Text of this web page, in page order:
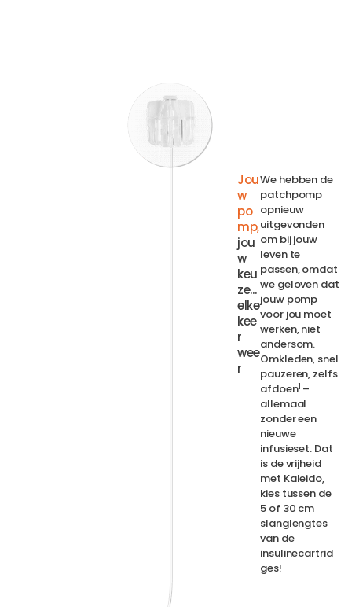
Jou
w
po
mp,
jou
w
keu
ze...
elke
kee
r
wee
r
We hebben de
patchpomp
opnieuw
uitgevonden
om bij jouw
leven te
passen, omdat
we geloven dat
jouw pomp
voor jou moet
werken, niet
andersom.
Omkleden, snel
pauzeren, zelfs
afdoen1 –
allemaal
zonder een
nieuwe
infusieset. Dat
is de vrijheid
met Kaleido,
kies tussen de
5 of 30 cm
slanglengtes
van de
insulinecartrid
ges!